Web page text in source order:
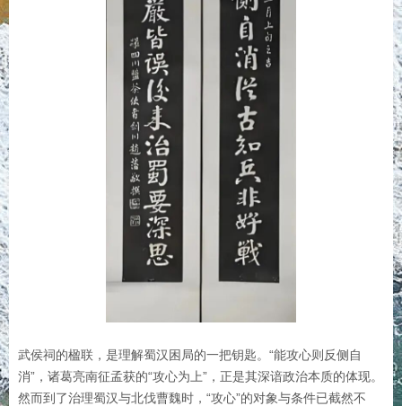
武侯祠的楹联，是理解蜀汉困局的一把钥匙。“能攻心则反侧自
消”，诸葛亮南征孟获的“攻心为上”，正是其深谙政治本质的体现。
然而到了治理蜀汉与北伐曹魏时，“攻心”的对象与条件已截然不